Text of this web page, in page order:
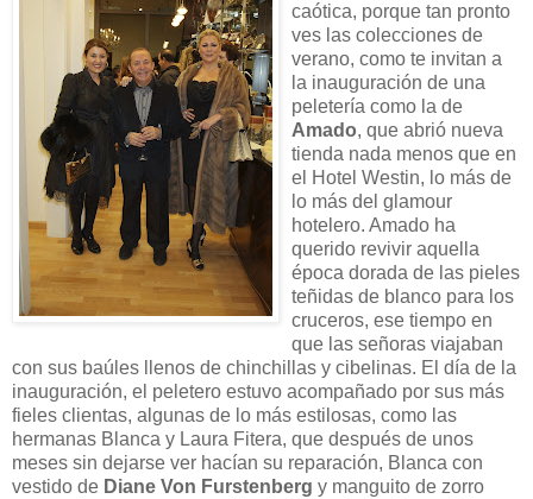
caótica, porque tan pronto
ves las colecciones de
verano, como te invitan a
la inauguración de una
peletería como la de
Amado, que abrió nueva
tienda nada menos que en
el Hotel Westin, lo más de
lo más del glamour
hotelero. Amado ha
querido revivir aquella
época dorada de las pieles
teñidas de blanco para los
cruceros, ese tiempo en
que las señoras viajaban
con sus baúles llenos de chinchillas y cibelinas. El día de la
inauguración, el peletero estuvo acompañado por sus más
fieles clientas, algunas de lo más estilosas, como las
hermanas Blanca y Laura Fitera, que después de unos
meses sin dejarse ver hacían su reparación, Blanca con
vestido de Diane Von Furstenberg y manguito de zorro